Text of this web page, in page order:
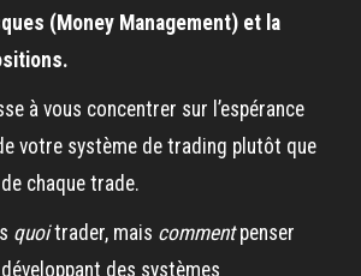
(Money Management) et la
à vous concentrer sur l’espérance
votre système de trading plutôt que
chaque trade.
quoitrader, mais commentpenser
des systèmes